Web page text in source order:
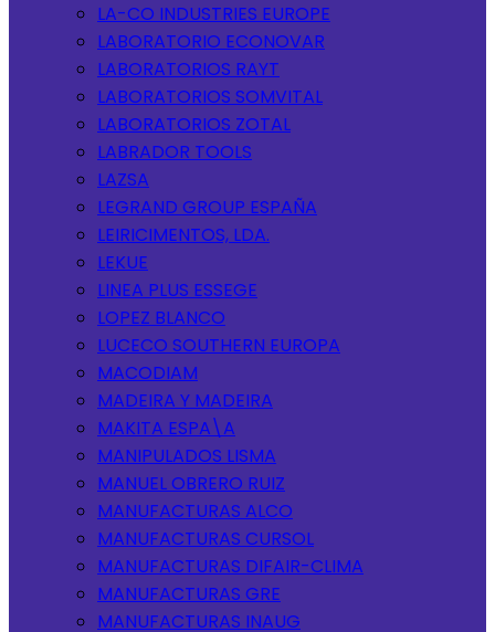
LA-CO INDUSTRIES EUROPE
LABORATORIO ECONOVAR
LABORATORIOS RAYT
LABORATORIOS SOMVITAL
LABORATORIOS ZOTAL
LABRADOR TOOLS
LAZSA
LEGRAND GROUP ESPAÑA
LEIRICIMENTOS, LDA.
LEKUE
LINEA PLUS ESSEGE
LOPEZ BLANCO
LUCECO SOUTHERN EUROPA
MACODIAM
MADEIRA Y MADEIRA
MAKITA ESPA\A
MANIPULADOS LISMA
MANUEL OBRERO RUIZ
MANUFACTURAS ALCO
MANUFACTURAS CURSOL
MANUFACTURAS DIFAIR-CLIMA
MANUFACTURAS GRE
MANUFACTURAS INAUG